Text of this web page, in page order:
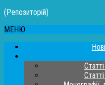
(Репозиторій)
МЕНЮ